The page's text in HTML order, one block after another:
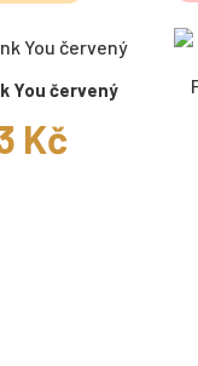
You červený
Kč